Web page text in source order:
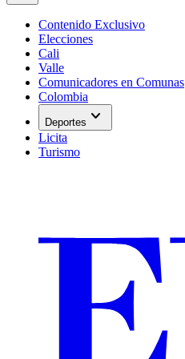
Contenido Exclusivo
Elecciones
Cali
Valle
Comunicadores en Comunas
Colombia
Deportes expand_more
Licita
Turismo